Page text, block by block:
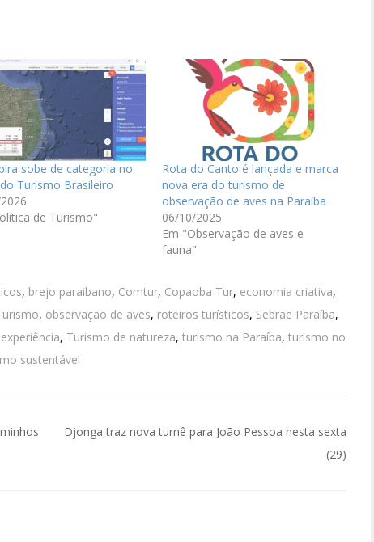
sobe de categoria no
Turismo Brasileiro
de Turismo"
Rota do Canto é lançada e marca
nova era do turismo de
observação de aves na Paraíba
06/10/2025
Em "Observação de aves e
fauna"
, brejo paraibano, Comtur, Copaoba Tur, economia criativa,
, observação de aves, roteiros turísticos, Sebrae Paraíba,
, Turismo de natureza, turismo na Paraíba, turismo no
sustentável
Djonga traz nova turnê para João Pessoa nesta sexta
(29)